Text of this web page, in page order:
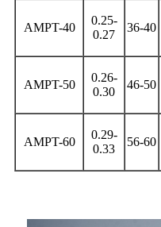
AMPT-40
0.25-
0.27
36-40
AMPT-50
0.26-
0.30
46-50
AMPT-60
0.29-
0.33
56-60